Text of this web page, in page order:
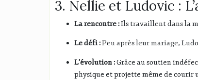
3. Nellie et Ludovic :
La rencontre :Ils travaillent dans la
Le défi :Peu après leur mariage,
L’évolution :Grâce au soutien
physique et projette même de courir